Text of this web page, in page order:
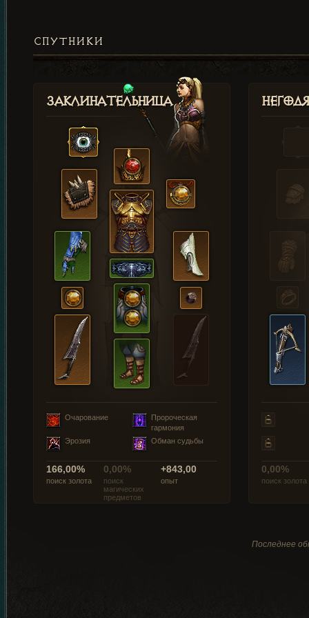
СПУТНИКИ
Заклинательница
Очарование
Пророческая
гармония
Эрозия
Обман судьбы
166,00%
поиск золота
0,00%
поиск
магических
предметов
+843,00
опыт
0,00%
поиск золота
Последнее